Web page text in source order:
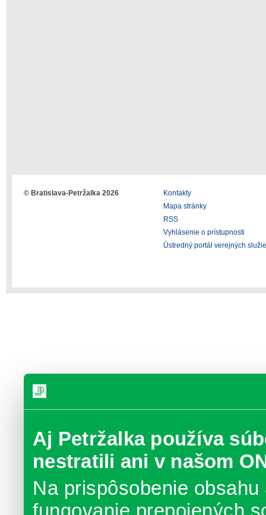
Aj Petržalka používa
nestratili ani v našom
Na prispôsobenie
© Bratislava-Petržalka 2026
Kontakty
Mapa stránky
RSS
Vyhlásenie o prístupnosti
Ústredný portál verejných